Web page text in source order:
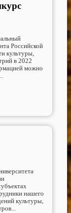
Российской
культуры,
в 2022
можно
нашего
культуры,